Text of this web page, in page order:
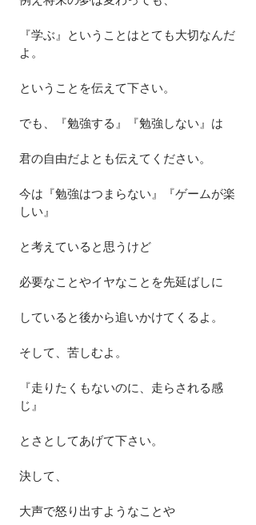
『学ぶ』ということはとても大切なんだ
よ。
ということを伝えて下さい。
でも、『勉強する』『勉強しない』は
君の自由だよとも伝えてください。
今は『勉強はつまらない』『ゲームが楽
しい』
と考えていると思うけど
必要なことやイヤなことを先延ばしに
していると後から追いかけてくるよ。
そして、苦しむよ。
『走りたくもないのに、走らされる感
じ』
とさとしてあげて下さい。
決して、
大声で怒り出すようなことや